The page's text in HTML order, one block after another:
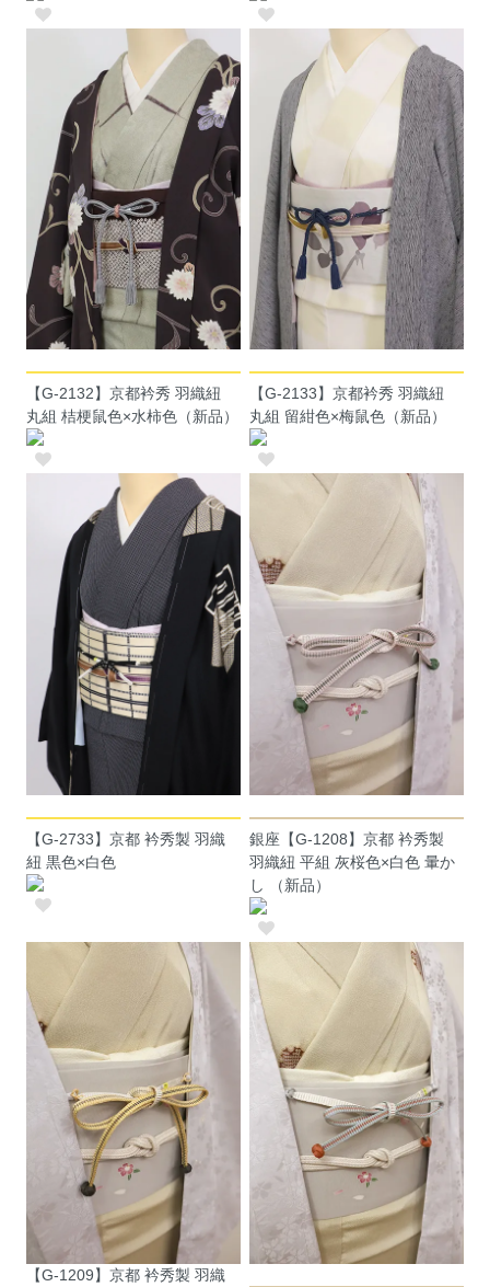
【G-2132】京都衿秀 羽織紐
丸組 桔梗鼠色×水柿色（新品）
【G-2133】京都衿秀 羽織紐
丸組 留紺色×梅鼠色（新品）
【G-2733】京都 衿秀製 羽織
紐 黒色×白色
銀座【G-1208】京都 衿秀製
羽織紐 平組 灰桜色×白色 暈か
し （新品）
【G-1209】京都 衿秀製 羽織